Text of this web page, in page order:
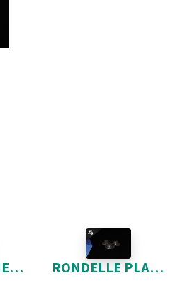
PRESSE MANUELLE HPS025 RONDELLE PLASTIQUE POUR COIN ROND (3)